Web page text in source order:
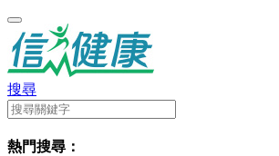
搜尋
熱門搜尋：